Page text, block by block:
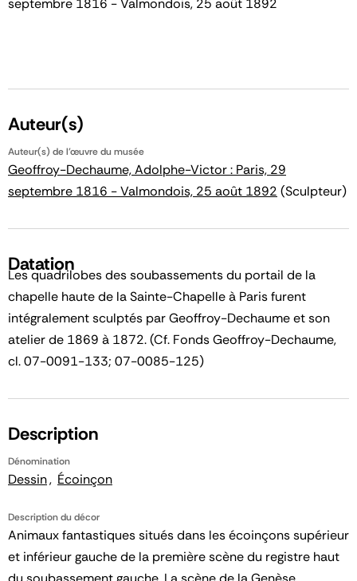
septembre 1816 - Valmondois, 25 août 1892
Auteur(s)
Auteur(s) de l'œuvre du musée
Geoffroy-Dechaume, Adolphe-Victor : Paris, 29
septembre 1816 - Valmondois, 25 août 1892 (Sculpteur)
Datation
Les quadrilobes des soubassements du portail de la
chapelle haute de la Sainte-Chapelle à Paris furent
intégralement sculptés par Geoffroy-Dechaume et son
atelier de 1869 à 1872. (Cf. Fonds Geoffroy-Dechaume,
cl. 07-0091-133; 07-0085-125)
Description
Dénomination
Dessin Écoinçon
Description du décor
Animaux fantastiques situés dans les écoinçons supérieur
et inférieur gauche de la première scène du registre haut